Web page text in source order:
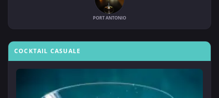
PORT ANTONIO
COCKTAIL CASUALE